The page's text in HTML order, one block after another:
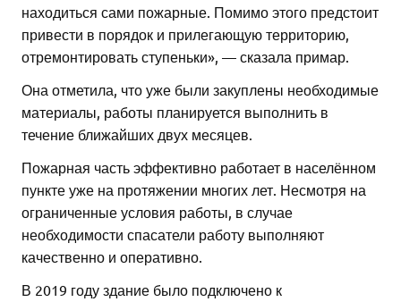
находиться сами пожарные. Помимо этого предстоит
привести в порядок и прилегающую территорию,
отремонтировать ступеньки», — сказала примар.
Она отметила, что уже были закуплены необходимые
материалы, работы планируется выполнить в
течение ближайших двух месяцев.
Пожарная часть эффективно работает в населённом
пункте уже на протяжении многих лет. Несмотря на
ограниченные условия работы, в случае
необходимости спасатели работу выполняют
качественно и оперативно.
В 2019 году здание было подключено к